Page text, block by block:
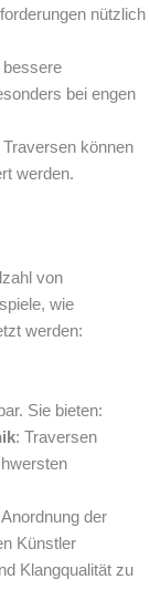
nützlich
bessere
bei engen
können
werden.
von
wie
werden:
Sie bieten:
: Traversen
der
Künstler
Klangqualität zu